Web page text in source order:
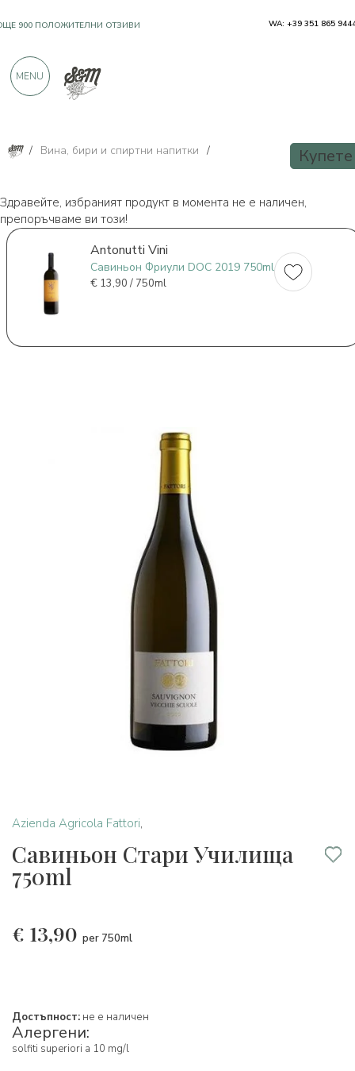
/ Вина, бири и спиртни напитки / Купете
Здравейте, избраният продукт в момента не е наличен,
препоръчваме ви този!
Antonutti Vini
Савиньон Фриули DOC 2019 750ml
€13,90 / 750ml
Azienda Agricola Fattori,
Савиньон Стари Училища
750ml
€ 13,90 per 750ml
Достъпност: не е наличен
Алергени:
solfiti superiori a 10 mg/l
900 ПОЛОЖИТЕЛНИ ОТЗИВИ WA: +39 351 865
MENU